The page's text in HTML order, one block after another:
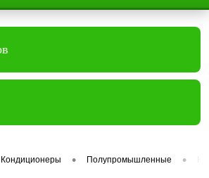
Кондиционеры • Полупромышленные •